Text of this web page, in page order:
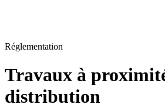
Réglementation
Travaux à
distribution